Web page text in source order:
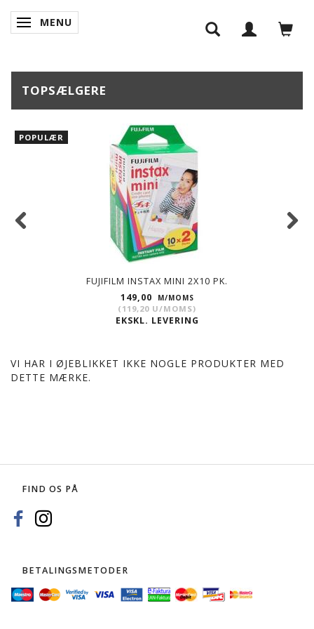
SKIFTE NAVIGATION
MENU
TOPSÆLGERE
POPULÆR
FUJIFILM INSTAX MINI 2X10 PK.
149,00
M/MOMS
( 119,20 U/MOMS)
EKSKL. LEVERING
VI HAR I ØJEBLIKKET IKKE NOGLE PRODUKTER MED
DETTE MÆRKE.
FIND OS PÅ
BETALINGSMETODER